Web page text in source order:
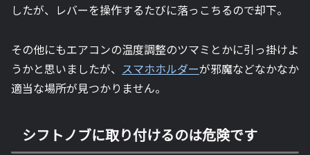
したが、レバーを操作するたびに落っこちるので却下。
その他にもエアコンの温度調整のツマミとかに引っ掛けよ
うかと思いましたが、 スマホホルダーが邪魔などなかなか
適当な場所が見つかりません。
シフトノブに取り付けるのは危険です